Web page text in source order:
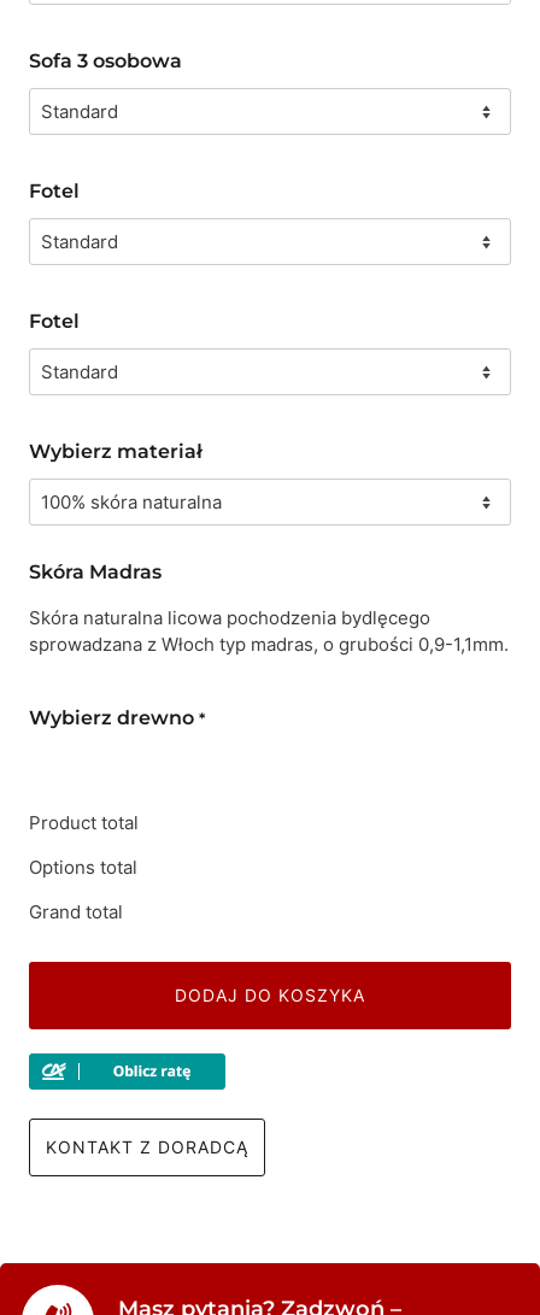
Sofa 3 osobowa
Fotel
Fotel
Wybierz materiał
Skóra Madras
Skóra naturalna licowa pochodzenia bydlęcego
sprowadzana z Włoch typ madras, o grubości 0,9-1,1mm.
Wybierz drewno *
Product total
Options total
Grand total
DODAJ DO KOSZYKA
KONTAKT Z DORADCĄ
Masz pytania? Zadzwoń –